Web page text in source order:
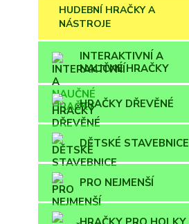
HUDEBNÍ HRAČKY A
NÁSTROJE
INTERAKTIVNÍ A
NAUČNÉ HRAČKY
HRAČKY DŘEVĚNÉ
DĚTSKÉ STAVEBNICE
PRO NEJMENŠÍ